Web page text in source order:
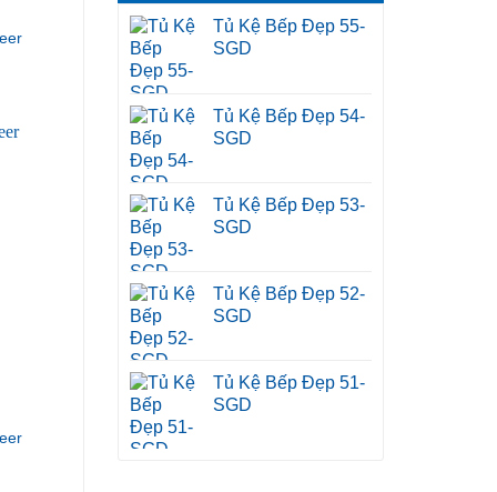
Tủ Kệ Bếp Đẹp 55-
SGD
Tủ Kệ Bếp Đẹp 54-
SGD
Tủ Kệ Bếp Đẹp 53-
SGD
Tủ Kệ Bếp Đẹp 52-
SGD
Tủ Kệ Bếp Đẹp 51-
SGD